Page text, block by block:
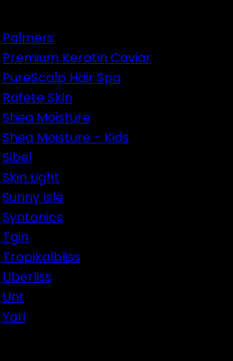
Palmers
Premium Keratin Caviar
PureScalp Hair Spa
Rafete Skin
Shea Moisture
Shea Moisture - Kids
Sibel
Skin Light
Sunny Isle
Syntonics
Tgin
Tropikalbliss
Uberliss
Unt
Yari